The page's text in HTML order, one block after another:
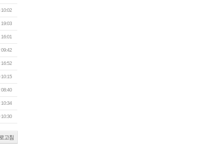
10:02
19:03
09:42
16:52
10:15
08:40
10:34
10:30
고침